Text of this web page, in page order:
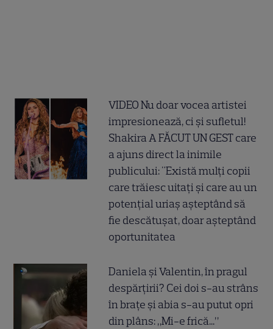
VIDEO Nu doar vocea artistei
impresionează, ci și sufletul!
Shakira A FĂCUT UN GEST care
a ajuns direct la inimile
publicului: "Există mulți copii
care trăiesc uitați și care au un
potențial uriaș așteptând să
fie descătușat, doar așteptând
oportunitatea
Daniela și Valentin, în pragul
despărțirii? Cei doi s-au strâns
în brațe și abia s-au putut opri
din plâns: „Mi-e frică...”